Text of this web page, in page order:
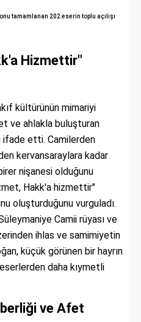
tamamlanan 202 eserin toplu açılışı
Hizmettir"
kültürünün mimariyi
ve ahlakla buluşturan
ifade etti. Camilerden
kervansaraylara kadar
nişanesi olduğunu
Hakk'a hizmettir"
oluşturduğunu vurguladı.
Camii rüyası ve
ihlas ve samimiyetin
küçük görünen bir hayrın
daha kıymetli
ve Afet